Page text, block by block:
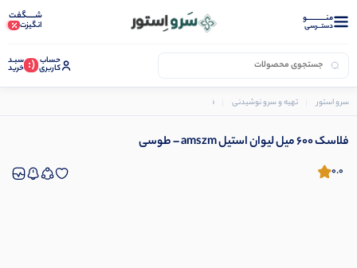
منــــــــــــو
دستــرسی
شـــــگفت
انگیزت
حساب
کاربری (: سبـد
خرید
سرو استور تهیه و سرو نوشیدنی فلاسک و تراول ماگ
فلاسک 600 میل لیوان استیل amszm – طوسی
0.0